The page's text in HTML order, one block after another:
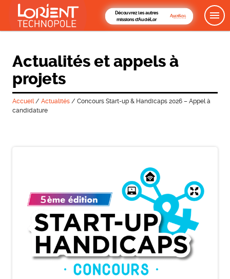
Découvrez les autres
missions d'AudéLor
Actualités et appels à
projets
Accueil/ Actualités/ Concours Start-up & Handicaps 2026 – Appel à
candidature